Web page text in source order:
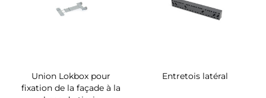
Union Lokbox pour
fixation de la façade à la
Entretois latéral